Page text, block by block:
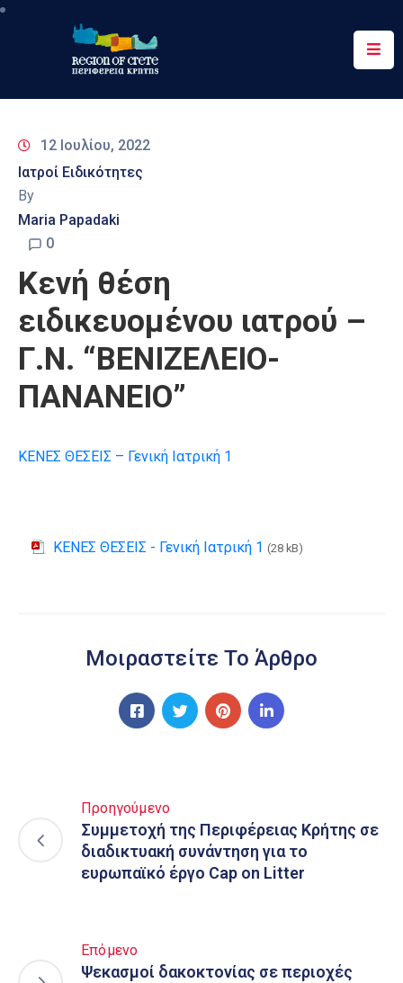
Περιφέρεια
&
Δράσεις
Ψηφιακές
Υπηρεσίες
Επικοινωνία
12 Ιουλίου, 2022
Ιατροί Ειδικότητες
By
Maria Papadaki
0
Κενή θέση
ειδικευομένου ιατρού –
Γ.Ν. “ΒΕΝΙΖΕΛΕΙΟ-
ΠΑΝΑΝΕΙΟ”
ΚΕΝΕΣ ΘΕΣΕΙΣ – Γενική Ιατρική 1
ΚΕΝΕΣ ΘΕΣΕΙΣ - Γενική Ιατρική 1 (28 kB)
Μοιραστείτε Το Άρθρο
Προηγούμενο
Συμμετοχή της Περιφέρειας Κρήτης σε
διαδικτυακή συνάντηση για το
ευρωπαϊκό έργο Cap on Litter
Επόμενο
Ψεκασμοί δακοκτονίας σε περιοχές